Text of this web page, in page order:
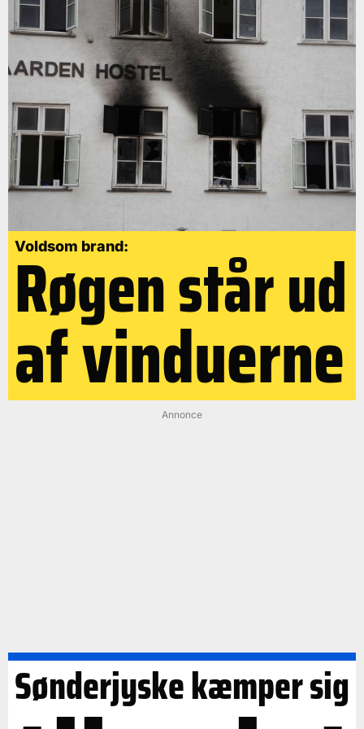
Voldsom brand:
Røgen står ud
af vinduerne
Annonce
Sønderjyske kæmper sig